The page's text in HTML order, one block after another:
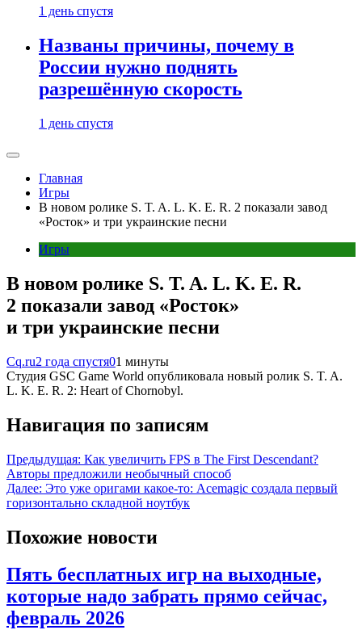
1 день спустя
Названы причины, почему в
России нужно поднять
разрешённую скорость
1 день спустя
Главная
Игры
В новом ролике S. T. A. L. K. E. R. 2 показали завод
«Росток» и три украинские песни
Игры
В новом ролике S. T. A. L. K. E. R.
2 показали завод «Росток»
и три украинские песни
Cq.ru2 года спустя01 минуты
Студия GSC Game World опубликовала новый ролик S. T. A.
L. K. E. R. 2: Heart of Chornobyl.
Навигация по записям
Предыдущая: Как увеличить FPS в The First Descendant?
Авторы предложили необычный способ
Далее: Это уже оригами какое-то: Acemagic создала первый
горизонтально складной ноутбук
Похожие новости
Пять бесплатных игр на выходные,
которые надо забрать прямо сейчас,
февраль 2026